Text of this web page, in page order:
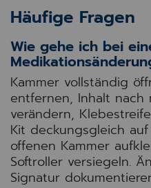
Häufige Fragen
Wie gehe ich bei
Kammer vollständig
entfernen, Inhalt nach
verändern,
Kit deckungsgleich
offenen Kammer
Softroller versiegeln.
Signatur